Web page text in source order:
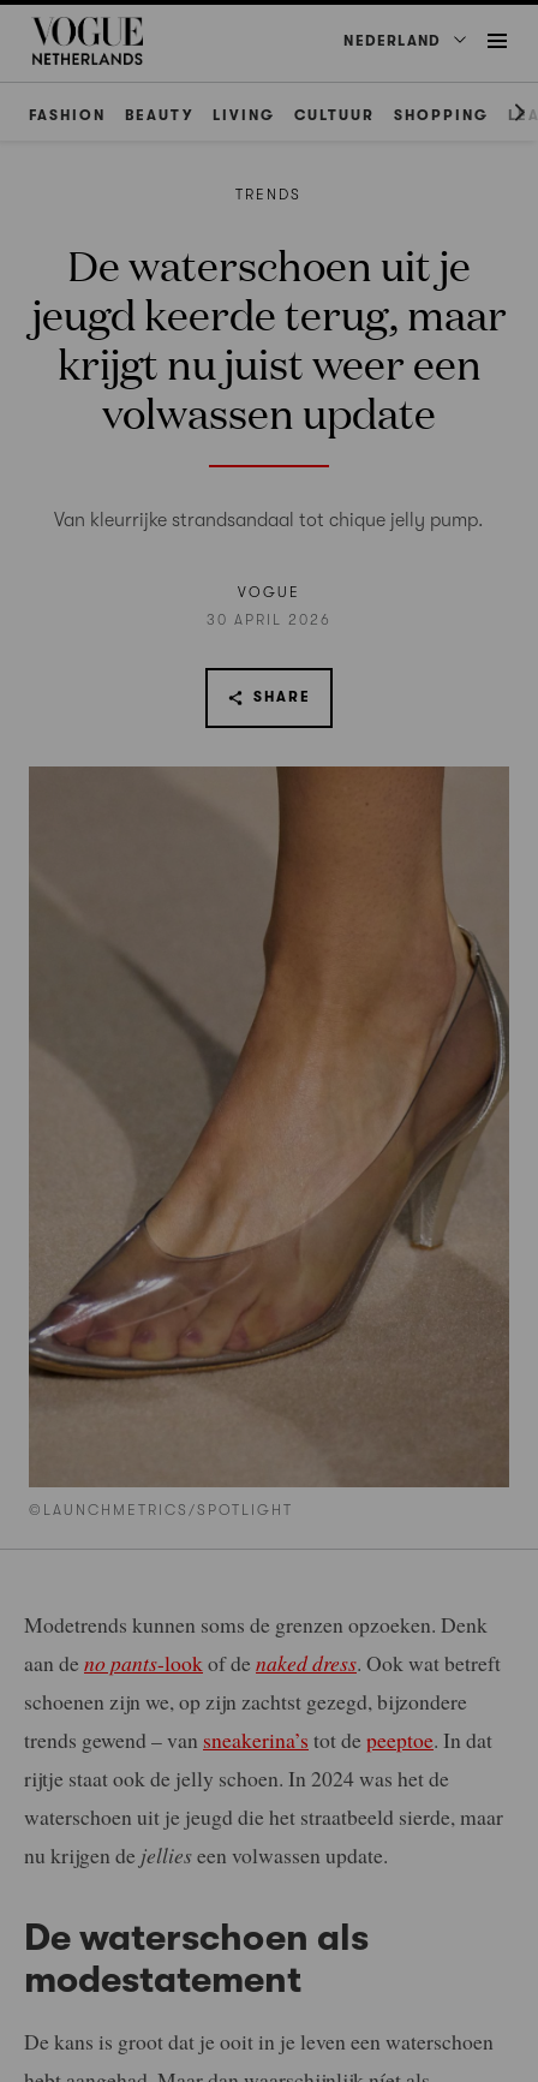
NEDERLAND
FASHION BEAUTY LIVING CULTUUR SHOPPING
©LAUNCHMETRICS/SPOTLIGHT
TRENDS
De waterschoen uit je
jeugd keerde terug, maar
krijgt nu juist weer een
volwassen update
Van kleurrijke strandsandaal tot chique jelly pump.
VOGUE
30 APRIL 2026
SHARE
Modetrends kunnen soms de grenzen opzoeken. Denk
aan de no pants-look of de naked dress. Ook wat betreft
schoenen zijn we, op zijn zachtst gezegd, bijzondere
trends gewend – van sneakerina’s tot de peeptoe. In dat
rijtje staat ook de jelly schoen. In 2024 was het de
waterschoen uit je jeugd die het straatbeeld sierde, maar
nu krijgen de jellieseen volwassen update.
De waterschoen als
modestatement
De kans is groot dat je ooit in je leven een waterschoen